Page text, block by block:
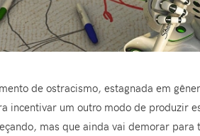
de ostracismo, estagnada em
incentivar um outro modo de produzir
mas que ainda vai demorar